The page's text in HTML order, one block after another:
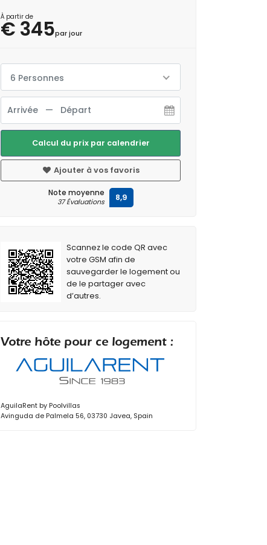
À partir de
€ 345par jour
6 Personnes
Calcul du prix par calendrier
Ajouter à vos favoris
Note moyenne
37 Évaluations 8,9
Scannez le code QR avec
votre GSM afin de
sauvegarder le logement ou
de le partager avec
d’autres.
Votre hôte pour ce logement :
AguilaRent by Poolvillas
Avinguda de Palmela 56, 03730 Javea, Spain